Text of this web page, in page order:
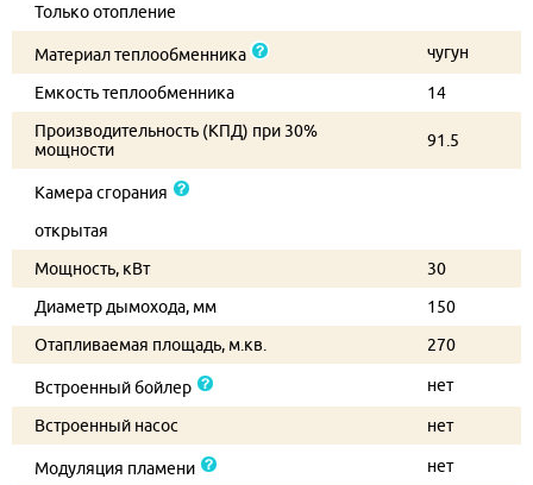
Только отопление
Материал теплообменника чугун
Емкость теплообменника
14
Производительность (КПД) при 30%
мощности
91.5
Камера сгорания
открытая
Мощность, кВт
30
Диаметр дымохода, мм
150
Отапливаемая площадь, м.кв.
270
Встроенный бойлер нет
Встроенный насос нет
Модуляция пламени нет